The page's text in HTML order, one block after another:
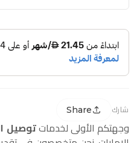
شارك Share
وجهتكم الأولى لخدمات توصيل